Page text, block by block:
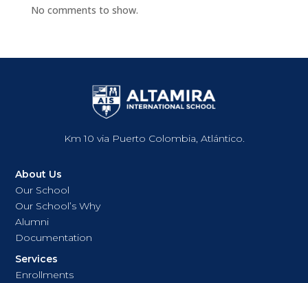
No comments to show.
Km 10 via Puerto Colombia, Atlántico.
About Us
Our School
Our School’s Why
Alumni
Documentation
Services
Enrollments